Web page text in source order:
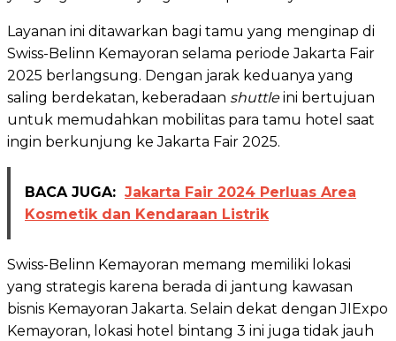
Layanan ini ditawarkan bagi tamu yang menginap di
Swiss-Belinn Kemayoran selama periode Jakarta Fair
2025 berlangsung. Dengan jarak keduanya yang
saling berdekatan, keberadaan shuttleini bertujuan
untuk memudahkan mobilitas para tamu hotel saat
ingin berkunjung ke Jakarta Fair 2025.
BACA JUGA: Jakarta Fair 2024 Perluas Area
Kosmetik dan Kendaraan Listrik
Swiss-Belinn Kemayoran memang memiliki lokasi
yang strategis karena berada di jantung kawasan
bisnis Kemayoran Jakarta. Selain dekat dengan JIExpo
Kemayoran, lokasi hotel bintang 3 ini juga tidak jauh